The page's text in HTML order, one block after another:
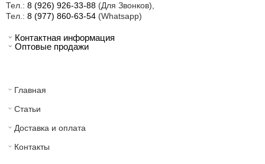
Тел.: 8 (926) 926-33-88 (Для Звонков),
Тел.: 8 (977) 860-63-54 (Whatsapp)
Контактная информация
Оптовые продажи
Главная
Статьи
Доставка и оплата
Контакты